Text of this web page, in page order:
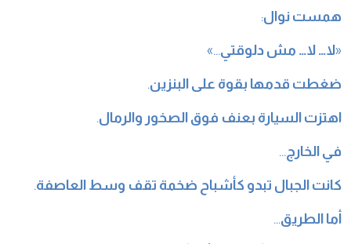
همست نوال:
«لا… لا… مش دلوقتي…»
ضغطت قدمها بقوة على البنزين.
اهتزت السيارة بعنف فوق الصخور والرمال.
في الخارج…
كانت الجبال تبدو كأشباح ضخمة تقف وسط العاصفة.
أما الطريق…